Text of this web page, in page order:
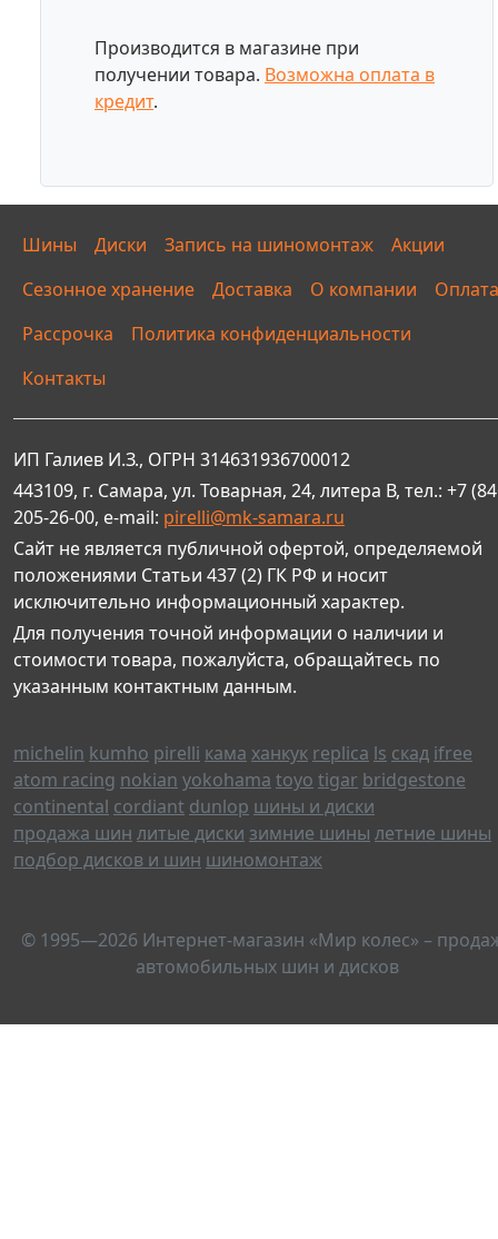
Производится в магазине при
получении товара. Возможна оплата в
кредит.
Шины Диски Запись на шиномонтаж
Акции
Сезонное хранение
Доставка О компании
Оплата
Рассрочка
Политика конфиденциальности
Контакты
ИП Галиев И.З., ОГРН 314631936700012
443109, г. Самара, ул. Товарная, 24, литера В, тел.: +7
205-26-00, e-mail: pirelli@mk-samara.ru
Сайт не является публичной офертой, определяемой
положениями Статьи 437 (2) ГК РФ и носит
исключительно информационный характер.
Для получения точной информации о наличии и
стоимости товара, пожалуйста, обращайтесь по
указанным контактным данным.
michelin kumho pirelli кама ханкук replica ls скад ifree
atom racing nokian yokohama toyo tigar bridgestone
continental cordiant dunlop шины и диски
продажа шин литые диски зимние шины летние шины
подбор дисков и шин шиномонтаж
© 1995—2026 Интернет-магазин «Мир колес» –
автомобильных шин и дисков